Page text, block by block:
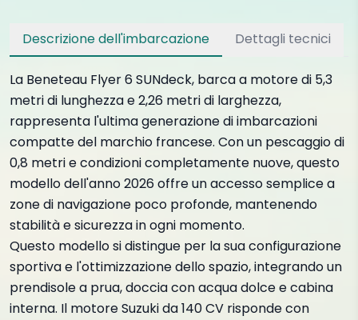
Descrizione dell'imbarcazione Dettagli tecnici
La Beneteau Flyer 6 SUNdeck, barca a motore di 5,3
metri di lunghezza e 2,26 metri di larghezza,
rappresenta l'ultima generazione di imbarcazioni
compatte del marchio francese. Con un pescaggio di
0,8 metri e condizioni completamente nuove, questo
modello dell'anno 2026 offre un accesso semplice a
zone di navigazione poco profonde, mantenendo
stabilità e sicurezza in ogni momento.
Questo modello si distingue per la sua configurazione
sportiva e l'ottimizzazione dello spazio, integrando un
prendisole a prua, doccia con acqua dolce e cabina
interna. Il motore Suzuki da 140 CV risponde con